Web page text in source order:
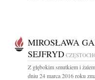
MIROSŁAWA
SEJFRYD
Z głębokim smutkiem i
dniu 24 marca 2016 roku